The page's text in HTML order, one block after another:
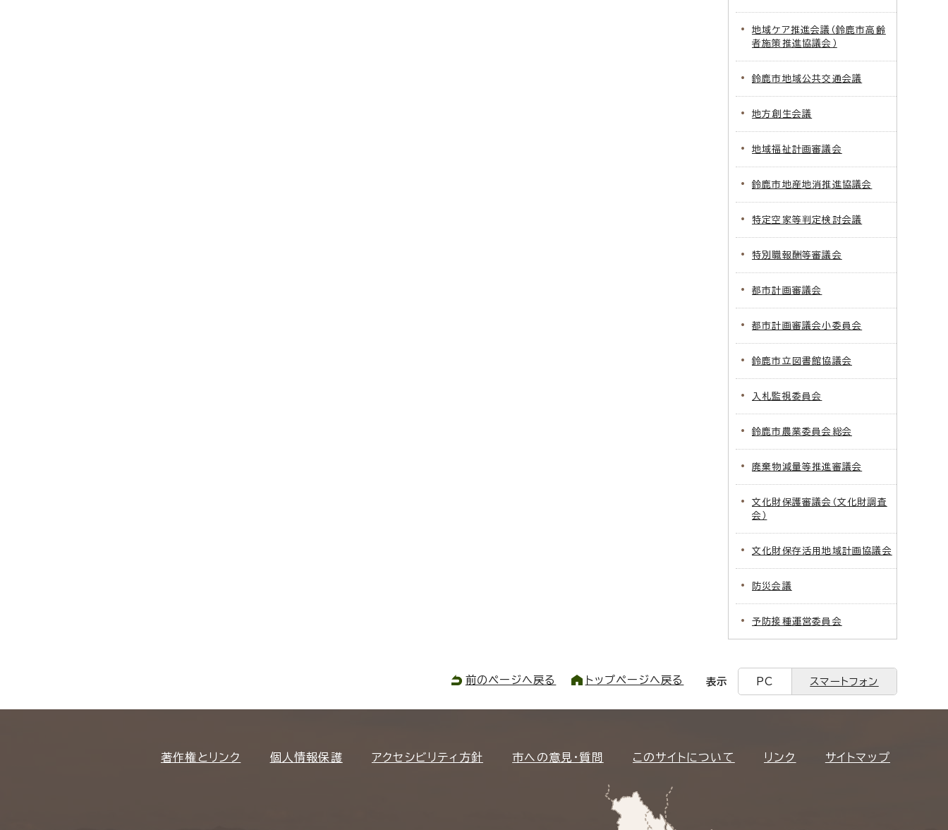
地域ケア推進会議（鈴鹿市高齢
者施策推進協議会）
鈴鹿市地域公共交通会議
地方創生会議
地域福祉計画審議会
鈴鹿市地産地消推進協議会
特定空家等判定検討会議
特別職報酬等審議会
都市計画審議会
都市計画審議会小委員会
鈴鹿市立図書館協議会
入札監視委員会
鈴鹿市農業委員会総会
廃棄物減量等推進審議会
文化財保護審議会（文化財調査
会）
文化財保存活用地域計画協議会
防災会議
予防接種運営委員会
前のページへ戻る トップページへ戻る 表示 PC スマートフォン
著作権とリンク 個人情報保護 アクセシビリティ方針 市への意見・質問 このサイトについて リンク サイトマップ